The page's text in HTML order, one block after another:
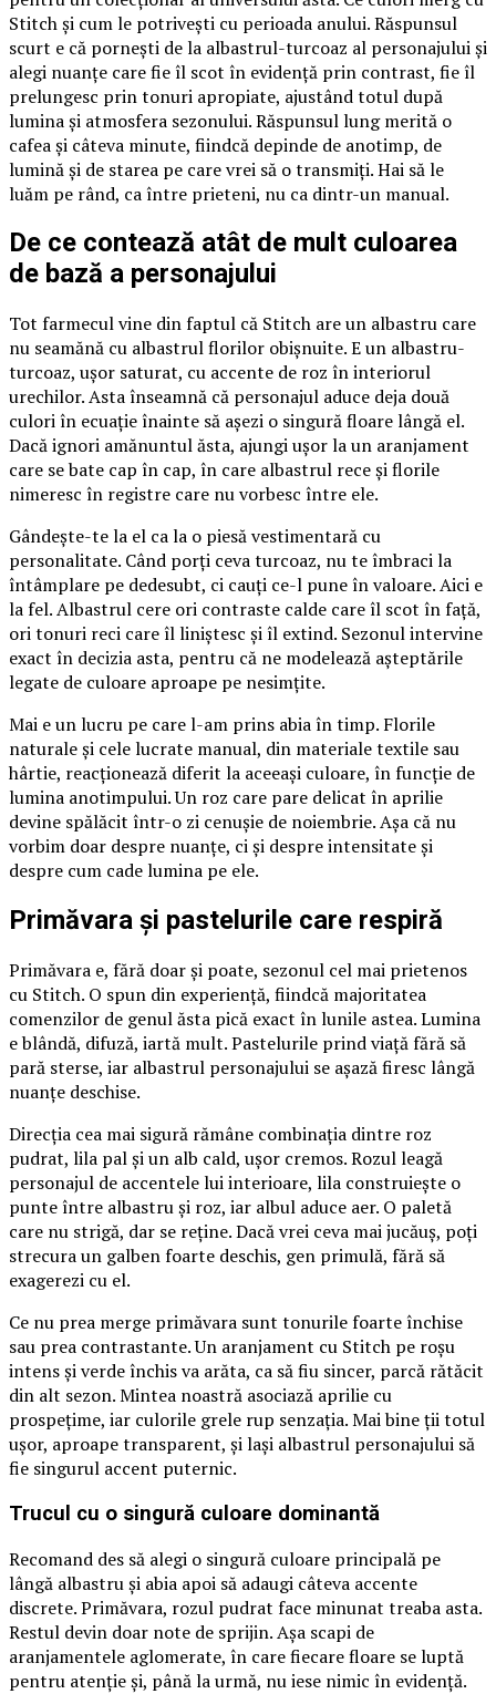
Stitch și cum le potrivești cu perioada anului. Răspunsul
scurt e că pornești de la albastrul-turcoaz al personajului și
alegi nuanțe care fie îl scot în evidență prin contrast, fie îl
prelungesc prin tonuri apropiate, ajustând totul după
lumina și atmosfera sezonului. Răspunsul lung merită o
cafea și câteva minute, fiindcă depinde de anotimp, de
lumină și de starea pe care vrei să o transmiți. Hai să le
luăm pe rând, ca între prieteni, nu ca dintr-un manual.
De ce contează atât de mult culoarea
de bază a personajului
Tot farmecul vine din faptul că Stitch are un albastru care
nu seamănă cu albastrul florilor obișnuite. E un albastru-
turcoaz, ușor saturat, cu accente de roz în interiorul
urechilor. Asta înseamnă că personajul aduce deja două
culori în ecuație înainte să așezi o singură floare lângă el.
Dacă ignori amănuntul ăsta, ajungi ușor la un aranjament
care se bate cap în cap, în care albastrul rece și florile
nimeresc în registre care nu vorbesc între ele.
Gândește-te la el ca la o piesă vestimentară cu
personalitate. Când porți ceva turcoaz, nu te îmbraci la
întâmplare pe dedesubt, ci cauți ce-l pune în valoare. Aici e
la fel. Albastrul cere ori contraste calde care îl scot în față,
ori tonuri reci care îl liniștesc și îl extind. Sezonul intervine
exact în decizia asta, pentru că ne modelează așteptările
legate de culoare aproape pe nesimțite.
Mai e un lucru pe care l-am prins abia în timp. Florile
naturale și cele lucrate manual, din materiale textile sau
hârtie, reacționează diferit la aceeași culoare, în funcție de
lumina anotimpului. Un roz care pare delicat în aprilie
devine spălăcit într-o zi cenușie de noiembrie. Așa că nu
vorbim doar despre nuanțe, ci și despre intensitate și
despre cum cade lumina pe ele.
Primăvara și pastelurile care respiră
Primăvara e, fără doar și poate, sezonul cel mai prietenos
cu Stitch. O spun din experiență, fiindcă majoritatea
comenzilor de genul ăsta pică exact în lunile astea. Lumina
e blândă, difuză, iartă mult. Pastelurile prind viață fără să
pară sterse, iar albastrul personajului se așază firesc lângă
nuanțe deschise.
Direcția cea mai sigură rămâne combinația dintre roz
pudrat, lila pal și un alb cald, ușor cremos. Rozul leagă
personajul de accentele lui interioare, lila construiește o
punte între albastru și roz, iar albul aduce aer. O paletă
care nu strigă, dar se reține. Dacă vrei ceva mai jucăuș, poți
strecura un galben foarte deschis, gen primulă, fără să
exagerezi cu el.
Ce nu prea merge primăvara sunt tonurile foarte închise
sau prea contrastante. Un aranjament cu Stitch pe roșu
intens și verde închis va arăta, ca să fiu sincer, parcă rătăcit
din alt sezon. Mintea noastră asociază aprilie cu
prospețime, iar culorile grele rup senzația. Mai bine ții totul
ușor, aproape transparent, și lași albastrul personajului să
fie singurul accent puternic.
Trucul cu o singură culoare dominantă
Recomand des să alegi o singură culoare principală pe
lângă albastru și abia apoi să adaugi câteva accente
discrete. Primăvara, rozul pudrat face minunat treaba asta.
Restul devin doar note de sprijin. Așa scapi de
aranjamentele aglomerate, în care fiecare floare se luptă
pentru atenție și, până la urmă, nu iese nimic în evidență.